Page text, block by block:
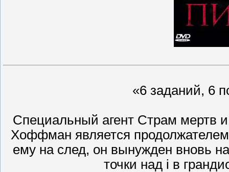
«6 заданий, 6
Специальный агент Страм мертв
Хоффман является
ему на след, он вынужден вновь
точки над i в